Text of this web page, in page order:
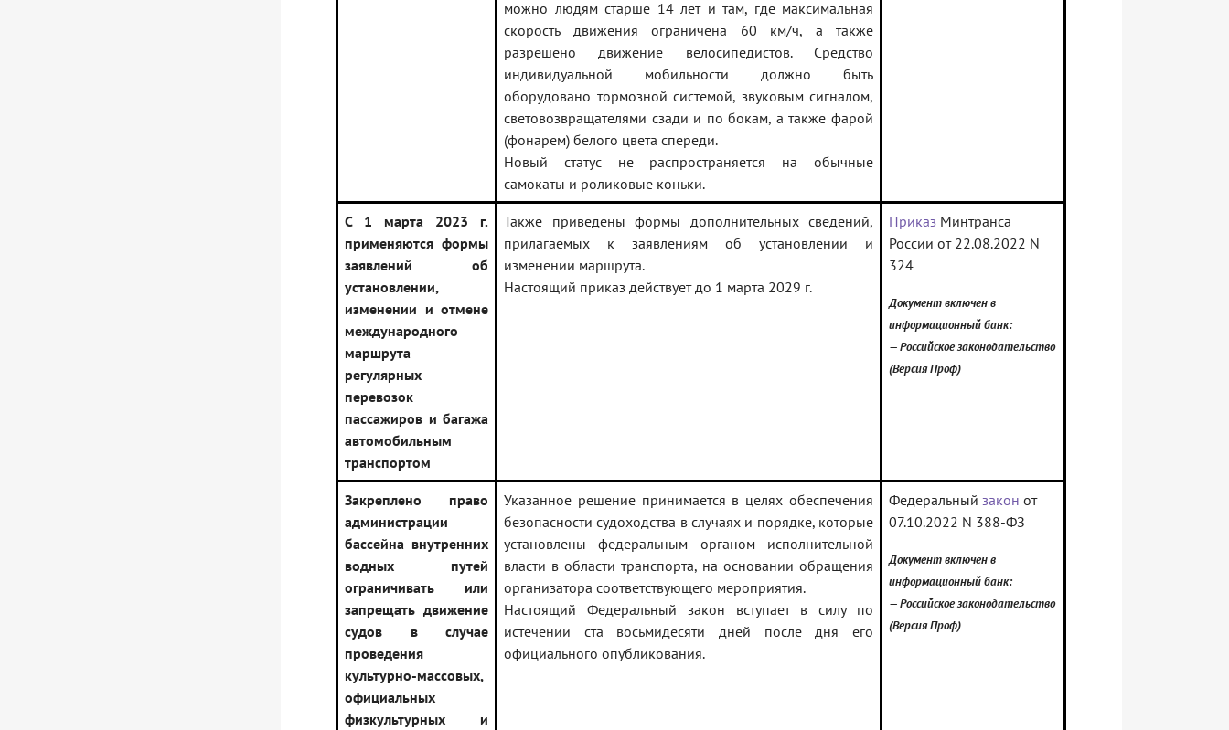
можно людям старше 14 лет и там, где максимальная
скорость движения ограничена 60 км/ч, а также
разрешено движение велосипедистов. Средство
индивидуальной мобильности должно быть
оборудовано тормозной системой, звуковым сигналом,
световозвращателями сзади и по бокам, а также фарой
(фонарем) белого цвета спереди.
Новый статус не распространяется на обычные
самокаты и роликовые коньки.
С 1 марта 2023 г.
применяются формы
заявлений об
установлении,
изменении и отмене
международного
маршрута
регулярных
перевозок
пассажиров и багажа
автомобильным
транспортом
Также приведены формы дополнительных сведений,
прилагаемых к заявлениям об установлении и
изменении маршрута.
Настоящий приказ действует до 1 марта 2029 г.
Приказ Минтранса
России от 22.08.2022 N
324
Документ включен в
информационный банк:
— Российское законодательство
(Версия Проф)
Закреплено право
администрации
бассейна внутренних
водных путей
ограничивать или
запрещать движение
судов в случае
проведения
культурно-массовых,
официальных
физкультурных и
Указанное решение принимается в целях обеспечения
безопасности судоходства в случаях и порядке, которые
установлены федеральным органом исполнительной
власти в области транспорта, на основании обращения
организатора соответствующего мероприятия.
Настоящий Федеральный закон вступает в силу по
истечении ста восьмидесяти дней после дня его
официального опубликования.
Федеральный закон от
07.10.2022 N 388-ФЗ
Документ включен в
информационный банк:
— Российское законодательство
(Версия Проф)